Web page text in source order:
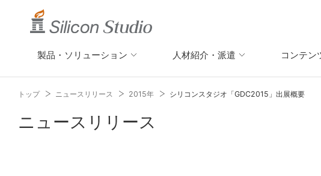
製品・ソリューション 人材紹介・派遣 コンテン
トップ ニュースリリース 2015年 シリコンスタジオ「GDC2015」出展概要
ニュースリリース